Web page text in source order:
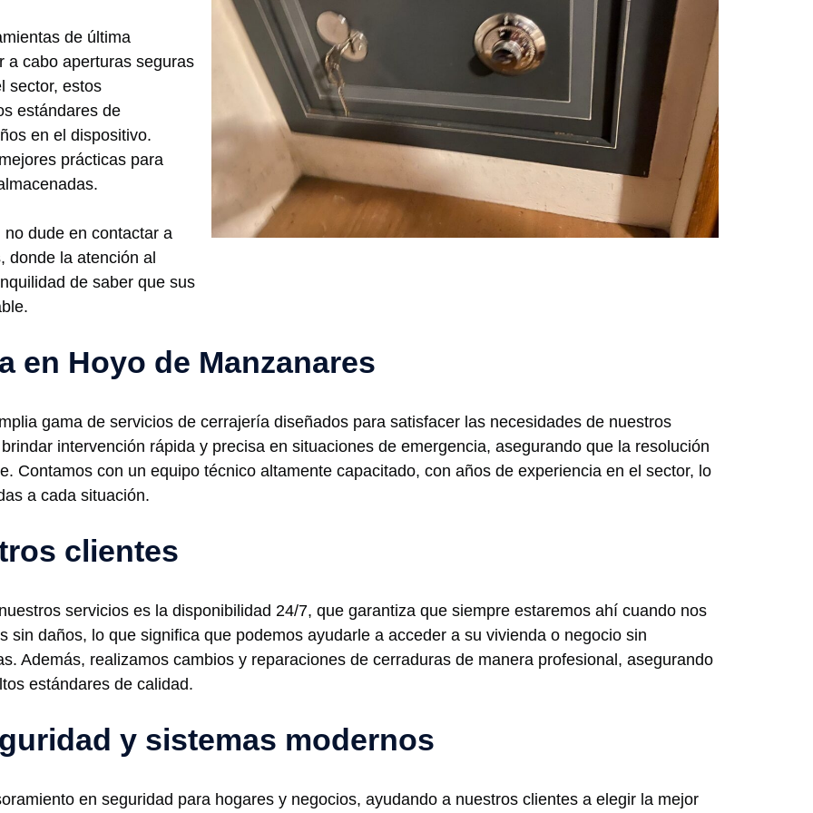
de última
a cabo aperturas seguras
sector, estos
estándares de
en el dispositivo.
prácticas para
dude en contactar a
donde la atención al
de saber que sus
en Hoyo de Manzanares
gama de servicios de cerrajería diseñados para satisfacer las necesidades de nuestros
intervención rápida y precisa en situaciones de emergencia, asegurando que la resolución
Contamos con un equipo técnico altamente capacitado, con años de experiencia en el sector, lo
a cada situación.
clientes
servicios es la disponibilidad 24/7, que garantiza que siempre estaremos ahí cuando nos
sin daños, lo que significa que podemos ayudarle a acceder a su vivienda o negocio sin
Además, realizamos cambios y reparaciones de cerraduras de manera profesional, asegurando
estándares de calidad.
y sistemas modernos
en seguridad para hogares y negocios, ayudando a nuestros clientes a elegir la mejor